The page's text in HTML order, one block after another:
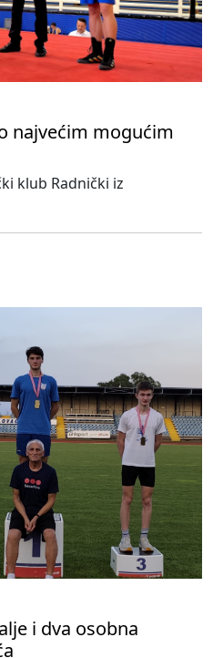
najvećim mogućim
klub Radnički iz
i dva osobna